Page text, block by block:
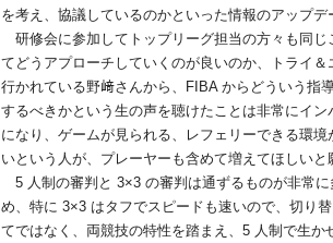
を考え、協議しているのかといった情報のアップデ
研修会に参加してトップリーグ担当の方々も同
てどうアプローチしていくのが良いのか、トライ
行かれている野﨑さんから、FIBA からどういう指
するべきかという生の声を聴けたことは非常にイ
になり、ゲームが見られる、レフェリーできる環
いという人が、プレーヤーも含めて増えてほしいと
5 人制の審判と 3×3 の審判は通ずるものが非常
め、特に 3×3 はタフでスピードも速いので、切り
てではなく、両競技の特性を踏まえ、5 人制で生